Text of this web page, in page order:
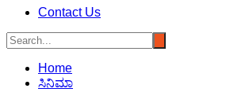
Contact Us
Home
ಸಿನಿಮಾ